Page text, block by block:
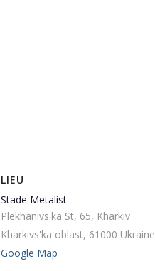
LIEU
Stade Metalist
Plekhanivs'ka St, 65, Kharkiv
Kharkivs'ka oblast, 61000 Ukraine
Google Map